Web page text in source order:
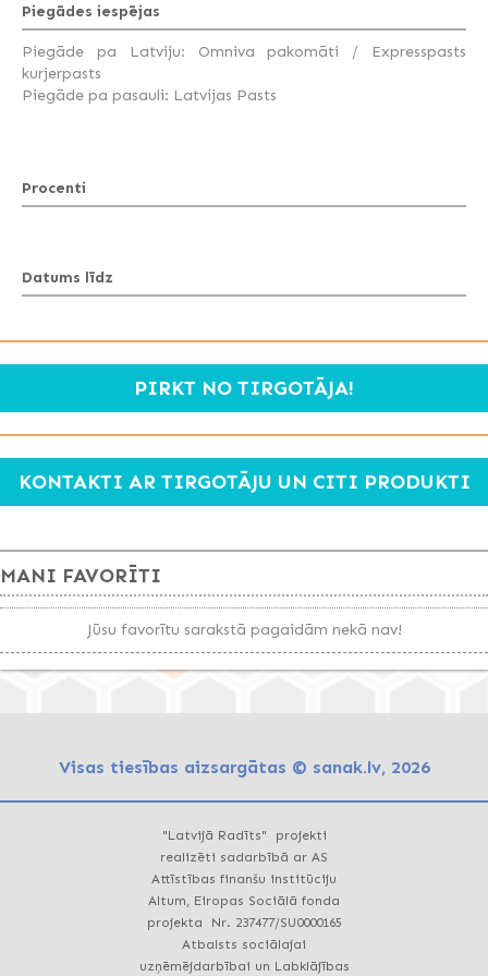
Piegādes iespējas
Piegāde pa Latviju: Omniva pakomāti / Expresspasts
kurjerpasts
Piegāde pa pasauli: Latvijas Pasts
Procenti
Datums līdz
PIRKT NO TIRGOTĀJA!
KONTAKTI AR TIRGOTĀJU UN CITI PRODUKTI
MANI FAVORĪTI
Jūsu favorītu sarakstā pagaidām nekā nav!
Visas tiesības aizsargātas © sanak.lv, 2026
"Latvijā Radīts" projekti
realizēti sadarbībā ar AS
Attīstības finanšu institūciju
Altum, Eiropas Sociālā fonda
projekta Nr. 237477/SU0000165
Atbalsts sociālajai
uzņēmējdarbībai un Labklājības